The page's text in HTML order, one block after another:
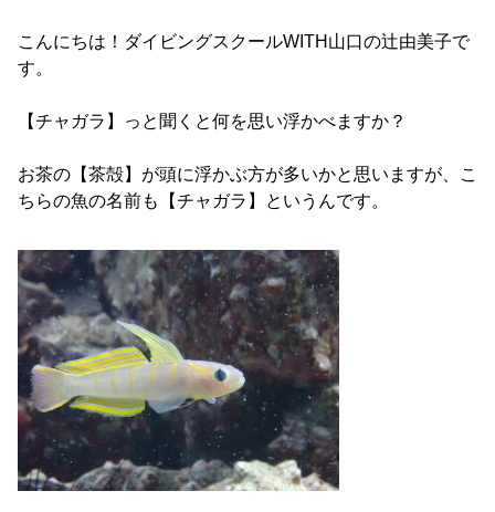
こんにちは！ダイビングスクールWITH山口の辻由美子で
す。
【チャガラ】っと聞くと何を思い浮かべますか？
お茶の【茶殻】が頭に浮かぶ方が多いかと思いますが、こ
ちらの魚の名前も【チャガラ】というんです。